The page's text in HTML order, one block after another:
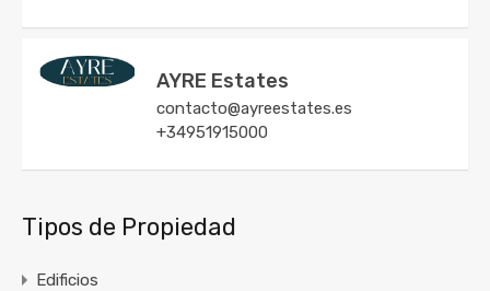
AYRE Estates
contacto@ayreestates.es
+34951915000
Tipos de Propiedad
Edificios